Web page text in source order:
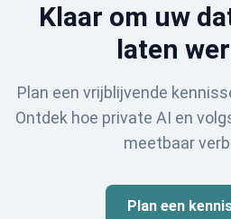
Klaar om uw
laten
Plan een vrijblijvende
Ontdek hoe private AI en
meetbaar
Plan een